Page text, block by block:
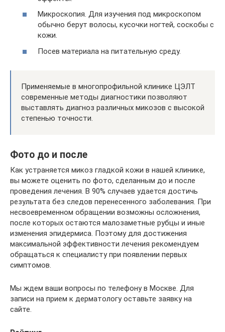
Микроскопия. Для изучения под микроскопом
обычно берут волосы, кусочки ногтей, соскобы с
кожи.
Посев материала на питательную среду.
Применяемые в многопрофильной клинике ЦЭЛТ
современные методы диагностики позволяют
выставлять диагноз различных микозов с высокой
степенью точности.
Фото до и после
Как устраняется микоз гладкой кожи в нашей клинике,
вы можете оценить по фото, сделанным до и после
проведения лечения. В 90% случаев удается достичь
результата без следов перенесенного заболевания. При
несвоевременном обращении возможны осложнения,
после которых остаются малозаметные рубцы и иные
изменения эпидермиса. Поэтому для достижения
максимальной эффективности лечения рекомендуем
обращаться к специалисту при появлении первых
симптомов.
Мы ждем ваши вопросы по телефону в Москве. Для
записи на прием к дерматологу оставьте заявку на
сайте.